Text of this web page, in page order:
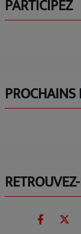
PARTICIPEZ